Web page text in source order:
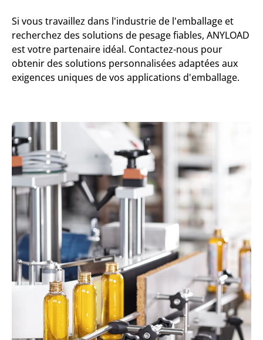
Si vous travaillez dans l'industrie de l'emballage et
recherchez des solutions de pesage fiables, ANYLOAD
est votre partenaire idéal. Contactez-nous pour
obtenir des solutions personnalisées adaptées aux
exigences uniques de vos applications d'emballage.